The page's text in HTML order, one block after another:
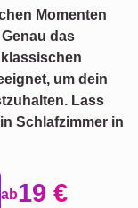
Momenten
das
um dein
Lass
Schlafzimmer in
ab19 €